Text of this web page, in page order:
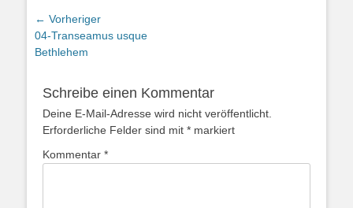
Beitragsnavigation
← Vorheriger
Vorheriger
Beitrag:
04-Transeamus usque
Bethlehem
Schreibe einen Kommentar
Deine E-Mail-Adresse wird nicht veröffentlicht.
Erforderliche Felder sind mit * markiert
Kommentar *